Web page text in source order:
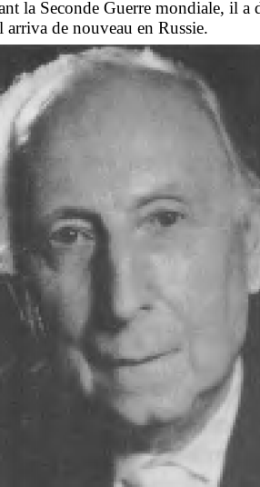
la Seconde Guerre mondiale, il a
arriva de nouveau en Russie.